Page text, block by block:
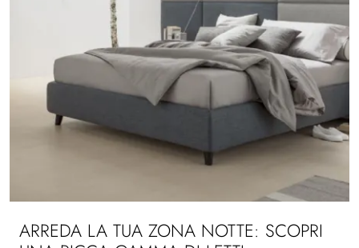
ARREDA LA TUA ZONA NOTTE: SCOPRI